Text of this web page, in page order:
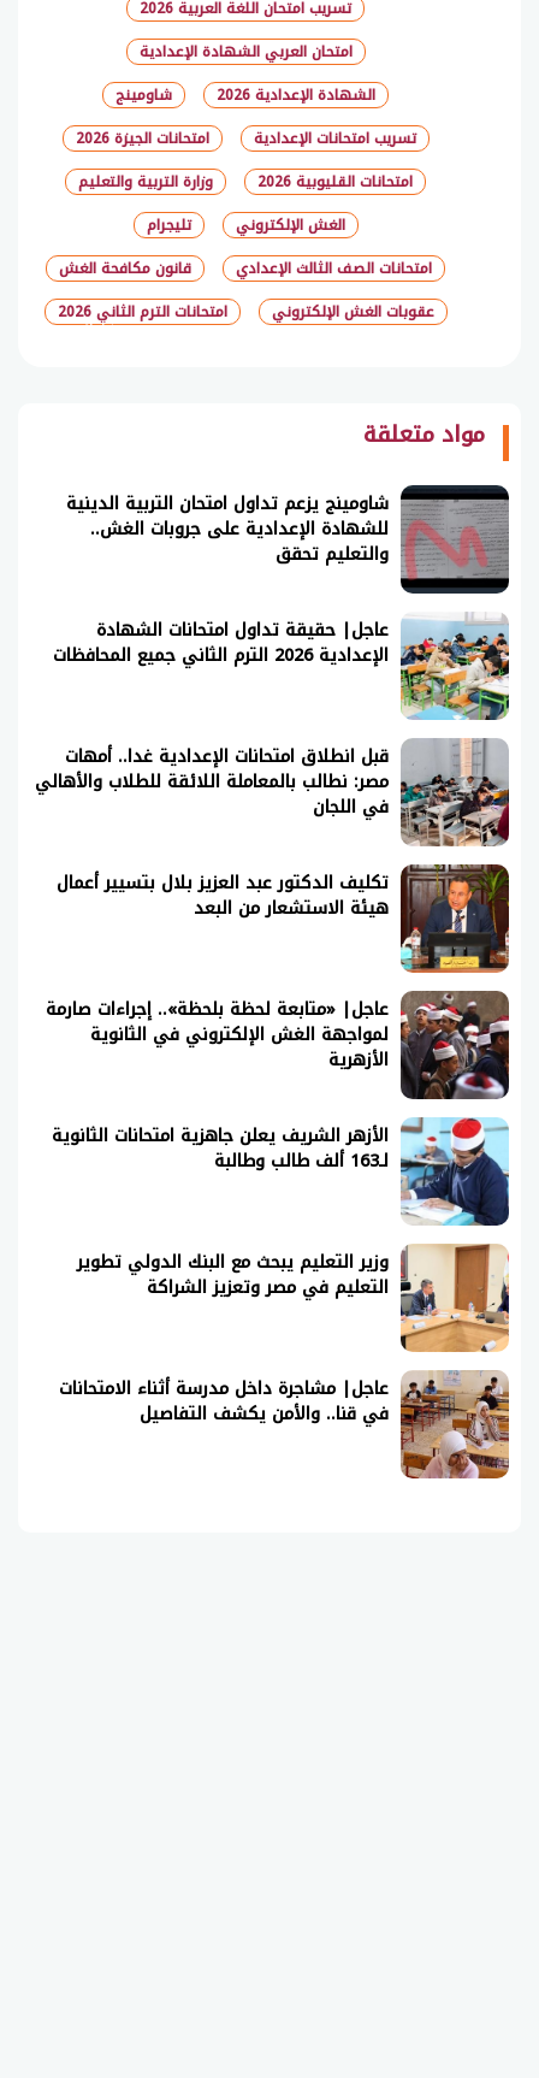
شارك
تسريب امتحان اللغة العربية 2026
امتحان العربي الشهادة الإعدادية
الشهادة الإعدادية 2026
شاومينج
تسريب امتحانات الإعدادية
امتحانات الجيزة 2026
امتحانات القليوبية 2026
وزارة التربية والتعليم
الغش الإلكتروني
تليجرام
امتحانات الصف الثالث الإعدادي
قانون مكافحة الغش
عقوبات الغش الإلكتروني
امتحانات الترم الثاني 2026
مواد متعلقة
شاومينج يزعم تداول امتحان التربية الدينية
للشهادة الإعدادية على جروبات الغش..
والتعليم تحقق
عاجل| حقيقة تداول امتحانات الشهادة
الإعدادية 2026 الترم الثاني جميع المحافظات
قبل انطلاق امتحانات الإعدادية غدا.. أمهات
مصر: نطالب بالمعاملة اللائقة للطلاب والأهالي
في اللجان
تكليف الدكتور عبد العزيز بلال بتسيير أعمال
هيئة الاستشعار من البعد
عاجل| «متابعة لحظة بلحظة».. إجراءات صارمة
لمواجهة الغش الإلكتروني في الثانوية
الأزهرية
الأزهر الشريف يعلن جاهزية امتحانات الثانوية
لـ163 ألف طالب وطالبة
وزير التعليم يبحث مع البنك الدولي تطوير
التعليم في مصر وتعزيز الشراكة
عاجل| مشاجرة داخل مدرسة أثناء الامتحانات
في قنا.. والأمن يكشف التفاصيل